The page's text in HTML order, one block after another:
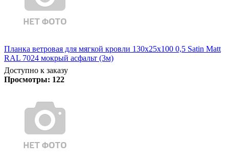
Планка ветровая для мягкой кровли 130х25х100 0,5 Satin Matt
RAL 7024 мокрый асфальт (3м)
Доступно к заказу
Просмотры: 122